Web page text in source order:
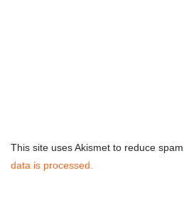
This site uses Akismet to reduce spam.
data is processed.